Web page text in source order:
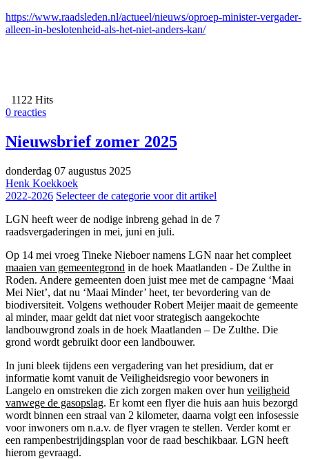
https://www.raadsleden.nl/actueel/nieuws/oproep-minister-vergader-
alleen-in-beslotenheid-als-het-niet-anders-kan/
1122 Hits
0 reacties
Nieuwsbrief zomer 2025
donderdag 07 augustus 2025
Henk Koekkoek
2022-2026 Selecteer de categorie voor dit artikel
LGN heeft weer de nodige inbreng gehad in de 7
raadsvergaderingen in mei, juni en juli.
Op 14 mei vroeg Tineke Nieboer namens LGN naar het compleet
maaien van gemeentegrond in de hoek Maatlanden - De Zulthe in
Roden. Andere gemeenten doen juist mee met de campagne ‘Maai
Mei Niet’, dat nu ‘Maai Minder’ heet, ter bevordering van de
biodiversiteit. Volgens wethouder Robert Meijer maait de gemeente
al minder, maar geldt dat niet voor strategisch aangekochte
landbouwgrond zoals in de hoek Maatlanden – De Zulthe. Die
grond wordt gebruikt door een landbouwer.
In juni bleek tijdens een vergadering van het presidium, dat er
informatie komt vanuit de Veiligheidsregio voor bewoners in
Langelo en omstreken die zich zorgen maken over hun veiligheid
vanwege de gasopslag. Er komt een flyer die huis aan huis bezorgd
wordt binnen een straal van 2 kilometer, daarna volgt een infosessie
voor inwoners om n.a.v. de flyer vragen te stellen. Verder komt er
een rampenbestrijdingsplan voor de raad beschikbaar. LGN heeft
hierom gevraagd.